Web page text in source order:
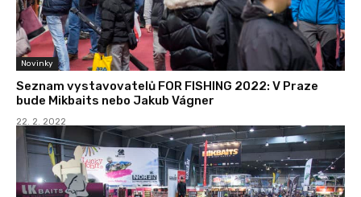
Novinky
Seznam vystavovatelů FOR FISHING 2022: V Praze
bude Mikbaits nebo Jakub Vágner
22. 2. 2022